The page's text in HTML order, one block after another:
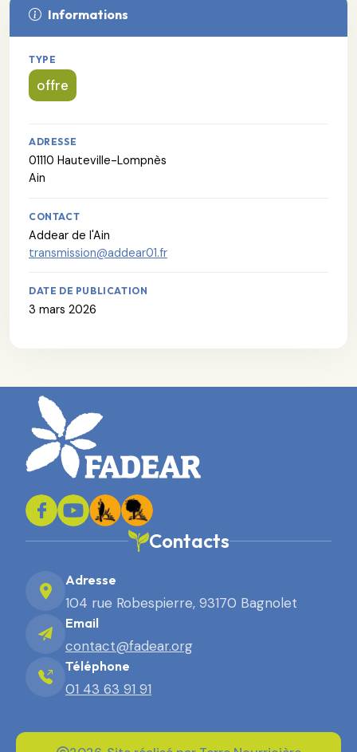
Informations
TYPE
offre
ADRESSE
01110 Hauteville-Lompnès
Ain
CONTACT
Addear de l'Ain
transmission@addear01.fr
DATE DE PUBLICATION
3 mars 2026
Contacts
Adresse
104 rue Robespierre, 93170 Bagnolet
Email
contact@fadear.org
Téléphone
01 43 63 91 91